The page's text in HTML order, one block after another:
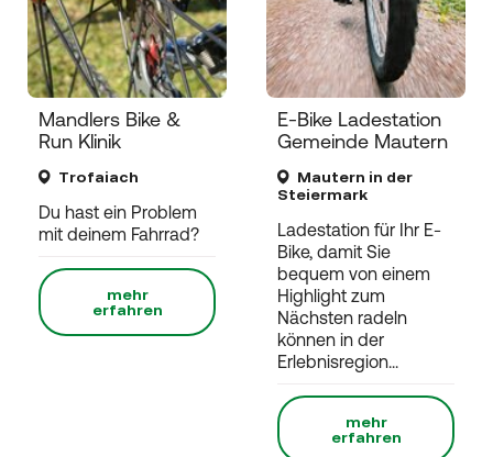
Mandlers Bike &
Run Klinik
Trofaiach
Du hast ein Problem
mit deinem Fahrrad?
mehr
erfahren
E-Bike Ladestation
Gemeinde Mautern
Mautern in der
Steiermark
Ladestation für Ihr E-
Bike, damit Sie
bequem von einem
Highlight zum
Nächsten radeln
können in der
Erlebnisregion...
mehr
erfahren